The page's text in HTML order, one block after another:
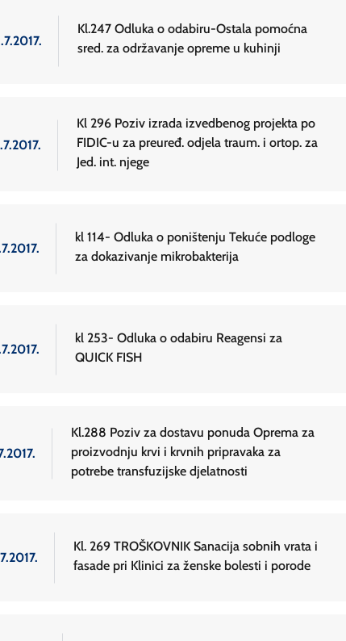
Kl.247 Odluka o odabiru-Ostala pomoćna
sred. za održavanje opreme u kuhinji
Kl 296 Poziv izrada izvedbenog projekta po
FIDIC-u za preuređ. odjela traum. i ortop. za
Jed. int. njege
kl 114- Odluka o poništenju Tekuće podloge
za dokazivanje mikrobakterija
kl 253- Odluka o odabiru Reagensi za
QUICK FISH
Kl.288 Poziv za dostavu ponuda Oprema za
proizvodnju krvi i krvnih pripravaka za
potrebe transfuzijske djelatnosti
Kl. 269 TROŠKOVNIK Sanacija sobnih vrata i
fasade pri Klinici za ženske bolesti i porode